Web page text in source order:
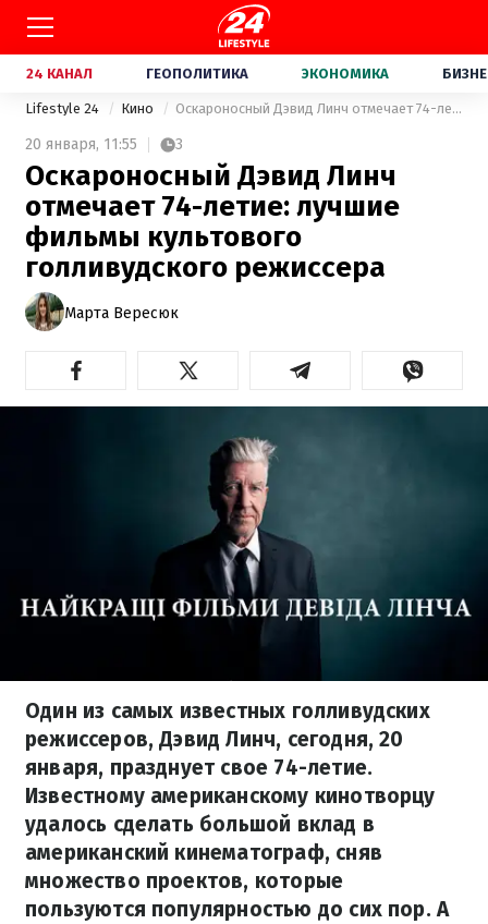
24 КАНАЛ ГЕОПОЛИТИКА ЭКОНОМИКА
Lifestyle 24 Кино Оскароносный Дэвид Линч отмечает 74-летие: лучшие фильмы культового голливудского режиссера
20 января, 11:55 3
Оскароносный Дэвид Линч
отмечает 74-летие: лучшие
фильмы культового
голливудского режиссера
Марта Вересюк
Один из самых известных голливудских
режиссеров, Дэвид Линч, сегодня, 20
января, празднует свое 74-летие.
Известному американскому кинотворцу
удалось сделать большой вклад в
американский кинематограф, сняв
множество проектов, которые
пользуются популярностью до сих пор. А